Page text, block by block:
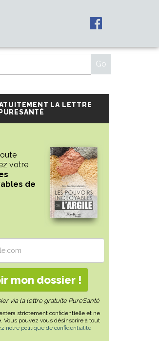
LA LETTRE
PURESANTÉ
votre
de
via la lettre gratuite PureSanté
strictement confidentielle et ne
Vous pouvez vous désinscrire à tout
notre politique de confidentialité